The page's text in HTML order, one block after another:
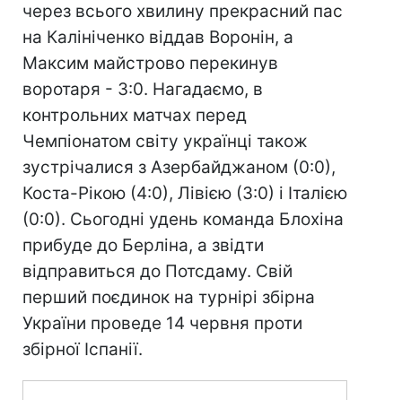
через всього хвилину прекрасний пас
на Калініченко віддав Воронін, а
Максим майстрово перекинув
воротаря - 3:0. Нагадаємо, в
контрольних матчах перед
Чемпіонатом світу українці також
зустрічалися з Азербайджаном (0:0),
Коста-Рікою (4:0), Лівією (3:0) і Італією
(0:0). Сьогодні удень команда Блохіна
прибуде до Берліна, а звідти
відправиться до Потсдаму. Свій
перший поєдинок на турнірі збірна
України проведе 14 червня проти
збірної Іспанії.